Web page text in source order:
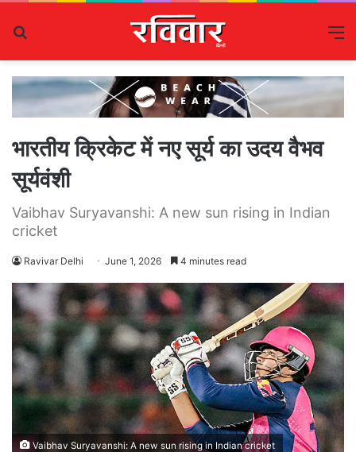
भारतीय क्रिकेट में नए सूर्य का उदय वैभव
सूर्यवंशी
Vaibhav Suryavanshi: A new sun rising in Indian
cricket
Ravivar Delhi June 1, 2026 4 minutes read
Vaibhav Suryavanshi: A new sun rising in Indian cricket